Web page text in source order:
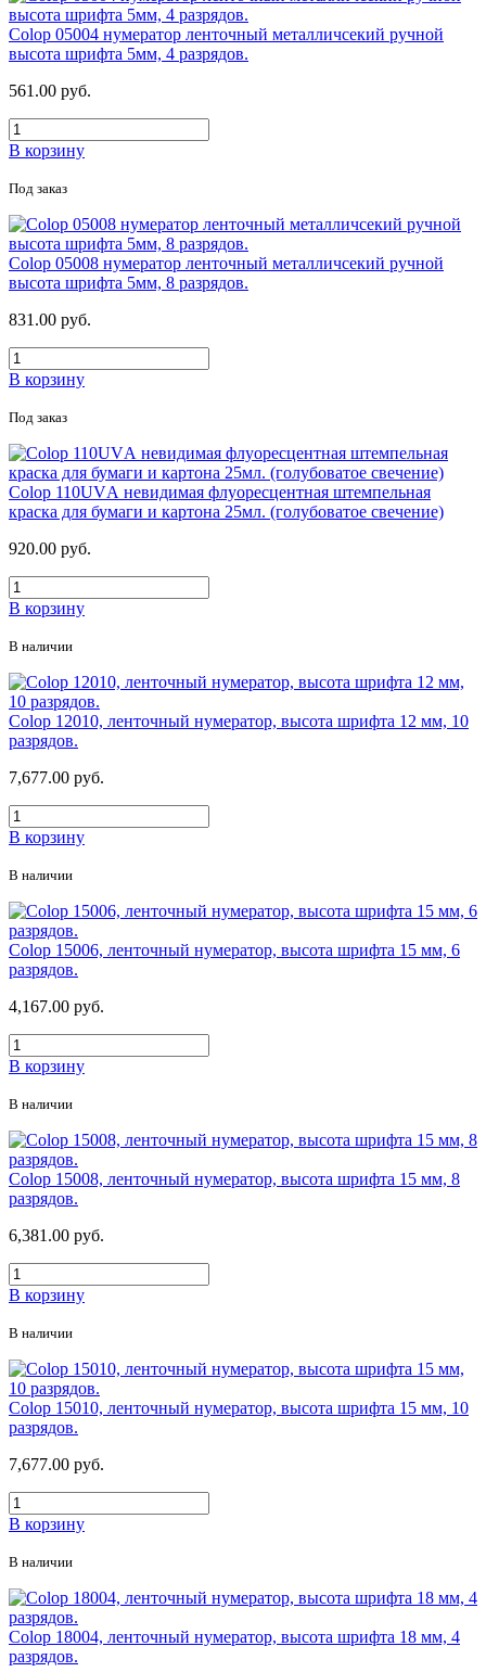
Colop 05004 нумератор ленточный металличсекий ручной
высота шрифта 5мм, 4 разрядов.
561.00 руб.
В корзину
Под заказ
Colop 05008 нумератор ленточный металличсекий ручной
высота шрифта 5мм, 8 разрядов.
831.00 руб.
В корзину
Под заказ
Colop 110UVА невидимая флуоресцентная штемпельная
краска для бумаги и картона 25мл. (голубоватое свечение)
920.00 руб.
В корзину
В наличии
Colop 12010, ленточный нумератор, высота шрифта 12 мм, 10
разрядов.
7,677.00 руб.
В корзину
В наличии
Colop 15006, ленточный нумератор, высота шрифта 15 мм, 6
разрядов.
4,167.00 руб.
В корзину
В наличии
Colop 15008, ленточный нумератор, высота шрифта 15 мм, 8
разрядов.
6,381.00 руб.
В корзину
В наличии
Colop 15010, ленточный нумератор, высота шрифта 15 мм, 10
разрядов.
7,677.00 руб.
В корзину
В наличии
Colop 18004, ленточный нумератор, высота шрифта 18 мм, 4
разрядов.